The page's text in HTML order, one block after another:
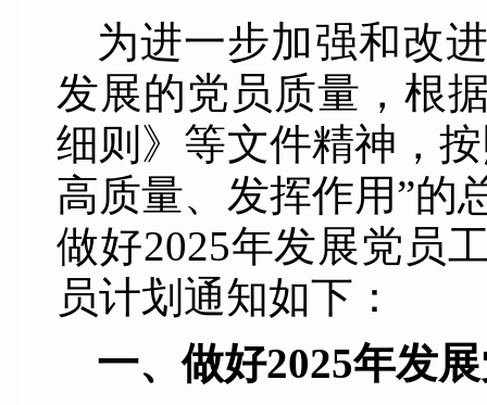
为进一步加强和改
发展的党员质量，根
细则》等文件精神，
高质量、发挥作用”的
做好2025年发展党员
员计划通知如下：
一、做好2025年发